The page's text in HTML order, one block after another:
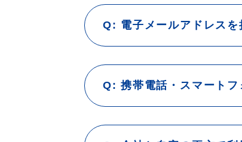
電子メールアドレス
携帯電話・スマート